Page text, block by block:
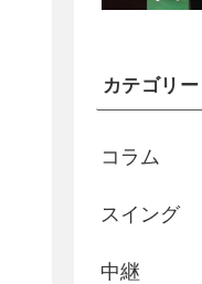
カテゴリー
コラム
スイング
中継